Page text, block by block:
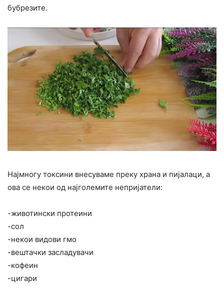
бубрезите.
Најмногу токсини внесуваме преку храна и пијалаци, а
ова се некои од најголемите непријатели:
-животински протеини
-сол
-некои видови гмо
-вештачки засладувачи
-кофеин
-цигари